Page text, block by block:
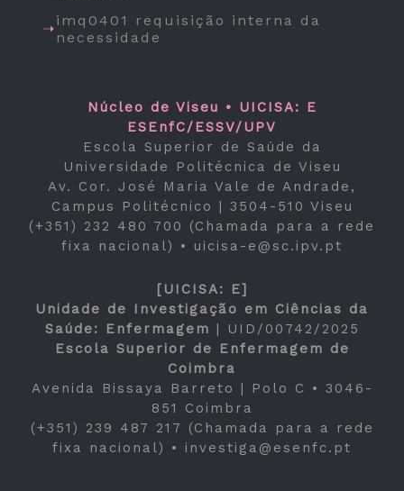
imq0401 requisição interna da
necessidade
Núcleo de Viseu • UICISA: E
ESEnfC/ESSV/UPV
Escola Superior de Saúde da
Universidade Politécnica de Viseu
Av. Cor. José Maria Vale de Andrade,
Campus Politécnico | 3504-510 Viseu
(+351) 232 480 700 (Chamada para a rede
fixa nacional) • uicisa-e@sc.ipv.pt
[UICISA: E]
Unidade de Investigação em Ciências da
Saúde: Enfermagem |
UID/00742/2025
Escola Superior de Enfermagem de
Coimbra
Avenida Bissaya Barreto | Polo C • 3046-
851 Coimbra
(+351) 239 487 217 (Chamada para a rede
fixa nacional) • investiga@esenfc.pt